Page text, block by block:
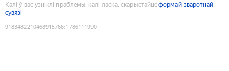
Калі ў вас узніклі праблемы, калі ласка, скарыстайцеформай зваротнай
сувязі
9183482210468915766:1786111990